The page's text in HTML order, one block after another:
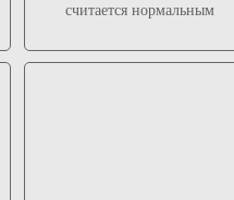
считается нормальным